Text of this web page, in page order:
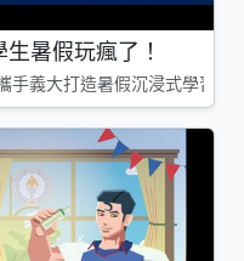
暑假玩瘋了！
手義大打造暑假沉浸式學習基